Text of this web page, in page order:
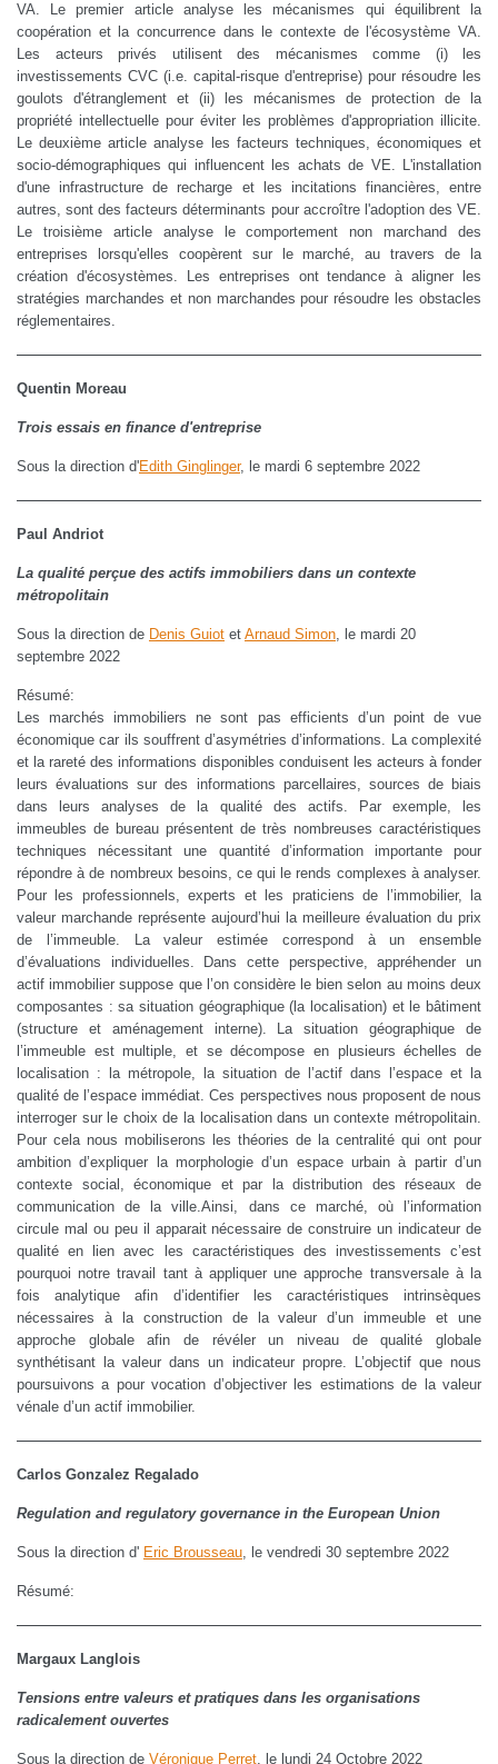
VA. Le premier article analyse les mécanismes qui équilibrent la
coopération et la concurrence dans le contexte de l'écosystème VA.
Les acteurs privés utilisent des mécanismes comme (i) les
investissements CVC (i.e. capital-risque d'entreprise) pour résoudre les
goulots d'étranglement et (ii) les mécanismes de protection de la
propriété intellectuelle pour éviter les problèmes d'appropriation illicite.
Le deuxième article analyse les facteurs techniques, économiques et
socio-démographiques qui influencent les achats de VE. L'installation
d'une infrastructure de recharge et les incitations financières, entre
autres, sont des facteurs déterminants pour accroître l'adoption des VE.
Le troisième article analyse le comportement non marchand des
entreprises lorsqu'elles coopèrent sur le marché, au travers de la
création d'écosystèmes. Les entreprises ont tendance à aligner les
stratégies marchandes et non marchandes pour résoudre les obstacles
réglementaires.
Quentin Moreau
Trois essais en finance d'entreprise
Sous la direction d'Edith Ginglinger, le mardi 6 septembre 2022
Paul Andriot
La qualité perçue des actifs immobiliers dans un contexte
métropolitain
Sous la direction de Denis Guiot et Arnaud Simon, le mardi 20
septembre 2022
Résumé:
Les marchés immobiliers ne sont pas efficients d’un point de vue
économique car ils souffrent d’asymétries d’informations. La complexité
et la rareté des informations disponibles conduisent les acteurs à fonder
leurs évaluations sur des informations parcellaires, sources de biais
dans leurs analyses de la qualité des actifs. Par exemple, les
immeubles de bureau présentent de très nombreuses caractéristiques
techniques nécessitant une quantité d’information importante pour
répondre à de nombreux besoins, ce qui le rends complexes à analyser.
Pour les professionnels, experts et les praticiens de l’immobilier, la
valeur marchande représente aujourd’hui la meilleure évaluation du prix
de l’immeuble. La valeur estimée correspond à un ensemble
d’évaluations individuelles. Dans cette perspective, appréhender un
actif immobilier suppose que l’on considère le bien selon au moins deux
composantes : sa situation géographique (la localisation) et le bâtiment
(structure et aménagement interne). La situation géographique de
l’immeuble est multiple, et se décompose en plusieurs échelles de
localisation : la métropole, la situation de l’actif dans l’espace et la
qualité de l’espace immédiat. Ces perspectives nous proposent de nous
interroger sur le choix de la localisation dans un contexte métropolitain.
Pour cela nous mobiliserons les théories de la centralité qui ont pour
ambition d’expliquer la morphologie d’un espace urbain à partir d’un
contexte social, économique et par la distribution des réseaux de
communication de la ville.Ainsi, dans ce marché, où l’information
circule mal ou peu il apparait nécessaire de construire un indicateur de
qualité en lien avec les caractéristiques des investissements c’est
pourquoi notre travail tant à appliquer une approche transversale à la
fois analytique afin d’identifier les caractéristiques intrinsèques
nécessaires à la construction de la valeur d’un immeuble et une
approche globale afin de révéler un niveau de qualité globale
synthétisant la valeur dans un indicateur propre. L’objectif que nous
poursuivons a pour vocation d’objectiver les estimations de la valeur
vénale d’un actif immobilier.
Carlos Gonzalez Regalado
Regulation and regulatory governance in the European Union
Sous la direction d' Eric Brousseau, le vendredi 30 septembre 2022
Résumé:
Margaux Langlois
Tensions entre valeurs et pratiques dans les organisations
radicalement ouvertes
Sous la direction de Véronique Perret, le lundi 24 Octobre 2022